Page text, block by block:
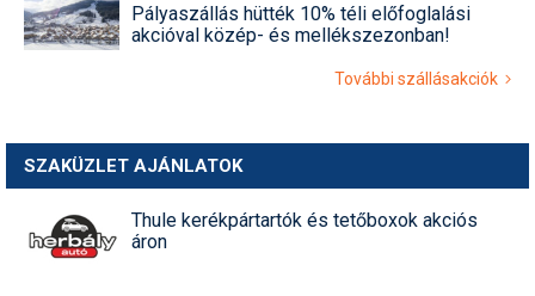
Pályaszállás hütték 10% téli előfoglalási
akcióval közép- és mellékszezonban!
További szállásakciók
SZAKÜZLET AJÁNLATOK
Thule kerékpártartók és tetőboxok akciós
áron